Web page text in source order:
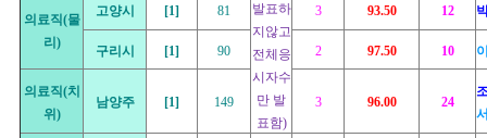
발표하
지않고
전체응
시자수
만 발
표함)
의료직(물
리)
고양시 [1] 81 3 93.50 12
구리시 [1] 90 2 97.50 10
의료직(치
위)
남양주 [1] 149 3 96.00 24